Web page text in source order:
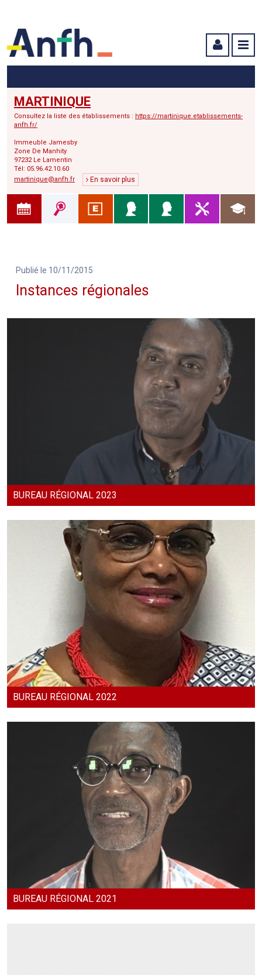
MARTINIQUE
Consultez la liste des établissements : https://martinique.etablissements-
anfh.fr/
Immeuble Jamesby
Zone De Manhity
97232 Le Lamentin
Tél: 05.96.42.10.60
martinique@anfh.fr
En savoir plus
Publié le 10/11/2015
Instances régionales
BUREAU RÉGIONAL 2023
BUREAU RÉGIONAL 2022
BUREAU RÉGIONAL 2021